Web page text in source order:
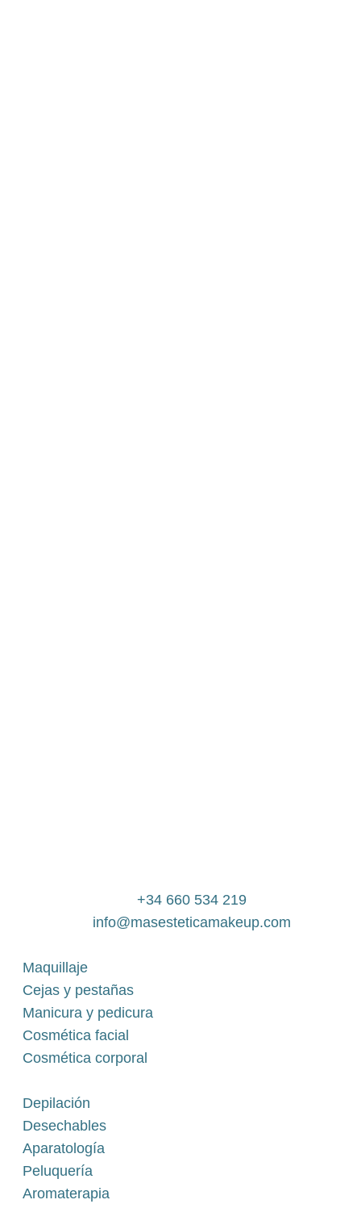
+34 660 534 219
info@masesteticamakeup.com
Maquillaje
Cejas y pestañas
Manicura y pedicura
Cosmética facial
Cosmética corporal
Depilación
Desechables
Aparatología
Peluquería
Aromaterapia